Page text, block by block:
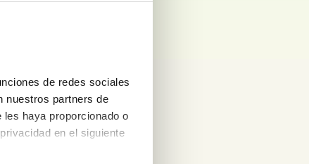
de redes sociales
nuestros partners de
haya proporcionado o